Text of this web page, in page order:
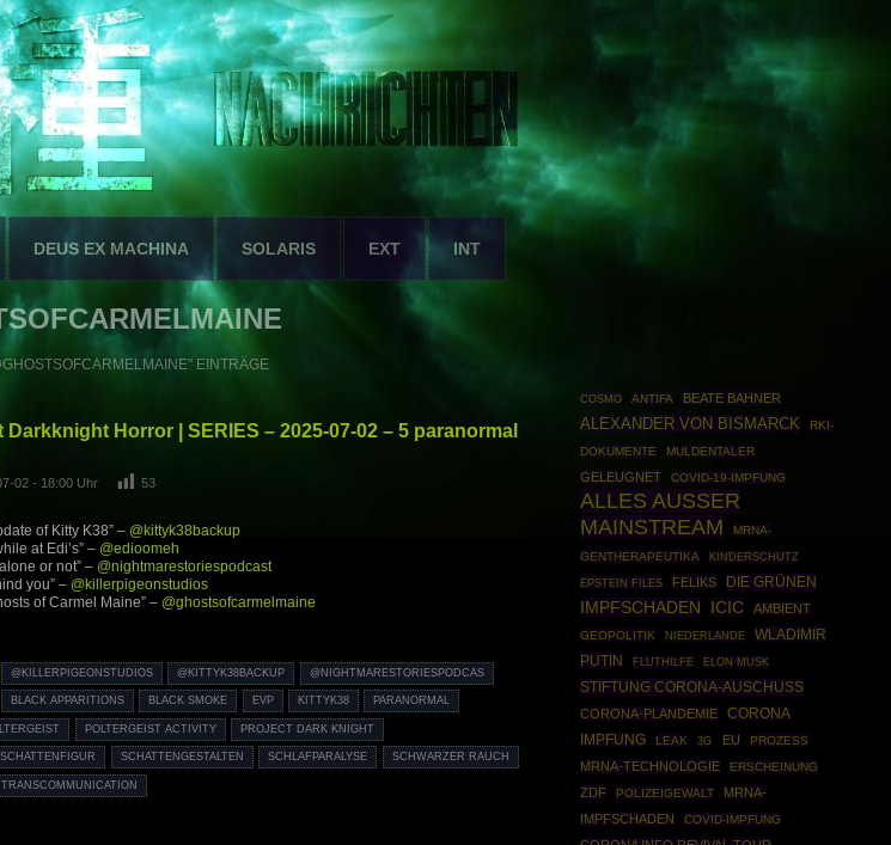
DEUS EX MACHINA SOLARIS EXT INT
EINTRÄGE
Darkknight Horror | SERIES – 2025-07-02 – 5 paranormal
02 - 18:00 Uhr 53
of Kitty K38” – @kittyk38backup
at Edi’s” – @edioomeh
or not” – @nightmarestoriespodcast
you” – @killerpigeonstudios
of Carmel Maine” – @ghostsofcarmelmaine
@KILLERPIGEONSTUDIOS @KITTYK38BACKUP @NIGHTMARESTORIESPODCAS
BLACK APPARITIONS BLACK SMOKE EVP KITTYK38 PARANORMAL
POLTERGEIST ACTIVITY PROJECT DARK KNIGHT
SCHATTENFIGUR SCHATTENGESTALTEN SCHLAFPARALYSE SCHWARZER RAUCH
TRANSCOMMUNICATION
COSMO ANTIFA BEATE BAHNER
ALEXANDER VON BISMARCK
RKI-
DOKUMENTE
MULDENTALER
GELEUGNET COVID-19-IMPFUNG
ALLES AUSSER
MAINSTREAM
MRNA-
GENTHERAPEUTIKA
KINDERSCHUTZ
EPSTEIN FILES FELIKS DIE GRÜNEN
IMPFSCHADEN ICIC AMBIENT
GEOPOLITIK NIEDERLANDE
WLADIMIR
PUTIN
FLUTHILFE ELON MUSK
STIFTUNG CORONA-AUSCHUSS
CORONA-PLANDEMIE
CORONA
IMPFUNG
LEAK 3G EU PROZESS
MRNA-TECHNOLOGIE ERSCHEINUNG
ZDF POLIZEIGEWALT
MRNA-
IMPFSCHADEN
COVID-IMPFUNG